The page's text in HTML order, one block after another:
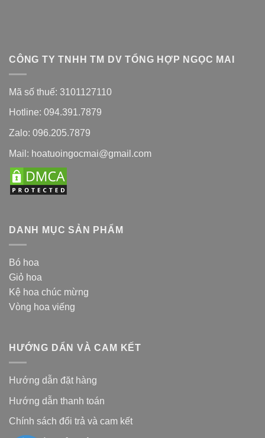
CÔNG TY TNHH TM DV TỔNG HỢP NGỌC MAI
Mã số thuế: 3101127110
Hotline: 094.391.7879
Zalo: 096.205.7879
Mail: hoatuoingocmai@gmail.com
DANH MỤC SẢN PHẨM
Bó hoa
Giỏ hoa
Kệ hoa chúc mừng
Vòng hoa viếng
HƯỚNG DẨN VÀ CAM KẾT
Hướng dẫn đặt hàng
Hướng dẫn thanh toán
Chính sách đổi trả và cam kết